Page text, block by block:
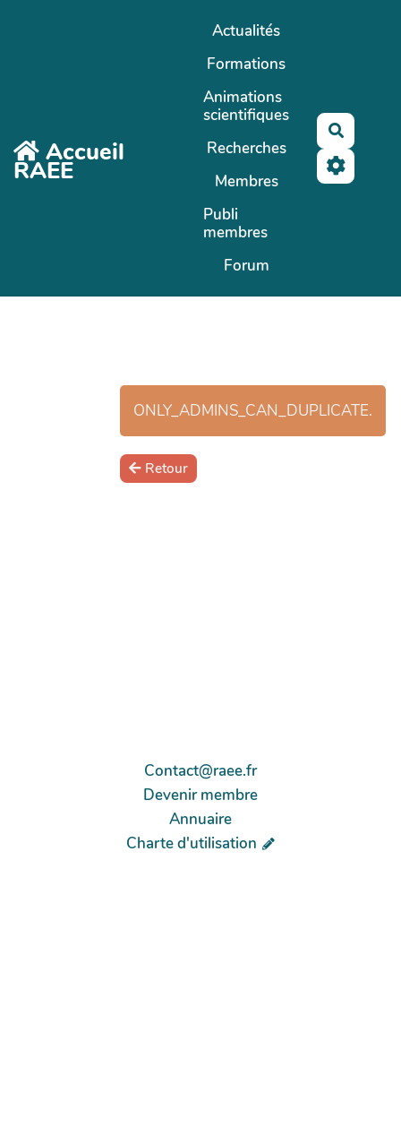
Accueil
RAEE
Actualités
Formations
Animations
scientifiques
Recherches
Membres
Publi
membres
Forum
ONLY_ADMINS_CAN_DUPLICATE.
Retour
Contact@raee.fr
Devenir membre
Annuaire
Charte d'utilisation